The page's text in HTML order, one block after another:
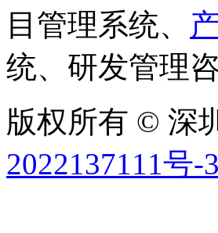
目管理系统、
统、研发管理
版权所有 © 深
2022137111号-3